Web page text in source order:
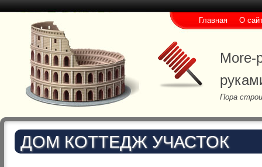
More-
Пора
Главная О
ДОМ КОТТЕДЖ УЧАСТОК